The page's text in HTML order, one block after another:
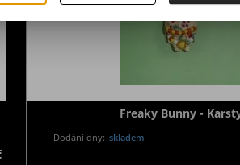
Freaky Bunny -
Dodání dny: skladem